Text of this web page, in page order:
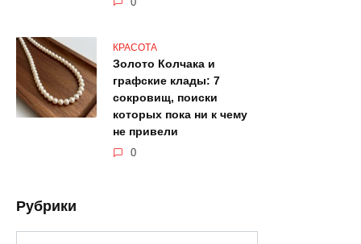
КРАСОТА
Золото Колчака и
графские клады: 7
сокровищ, поиски
которых пока ни к чему
не привели
0
Рубрики